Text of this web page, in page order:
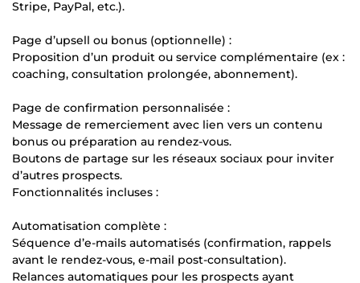
Stripe, PayPal, etc.).
Page d’upsell ou bonus (optionnelle) :
Proposition d’un produit ou service complémentaire (ex :
coaching, consultation prolongée, abonnement).
Page de confirmation personnalisée :
Message de remerciement avec lien vers un contenu
bonus ou préparation au rendez-vous.
Boutons de partage sur les réseaux sociaux pour inviter
d’autres prospects.
Fonctionnalités incluses :
Automatisation complète :
Séquence d’e-mails automatisés (confirmation, rappels
avant le rendez-vous, e-mail post-consultation).
Relances automatiques pour les prospects ayant